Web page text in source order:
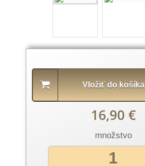
Vložiť do košíka
16,90 €
množstvo
produktu